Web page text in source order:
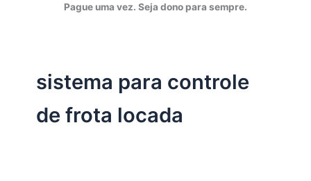
Pague uma vez. Seja dono para sempre.
sistema para controle
de frota locada